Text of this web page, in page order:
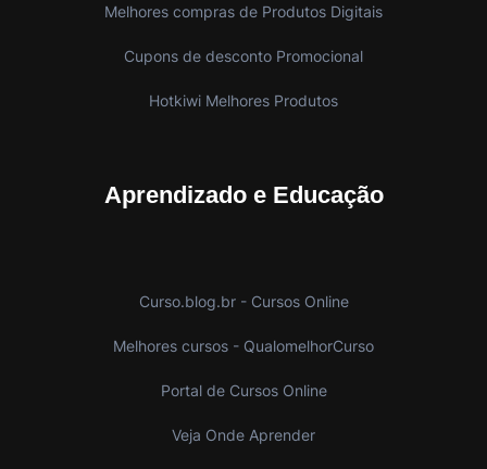
Melhores compras de Produtos Digitais
Cupons de desconto Promocional
Hotkiwi Melhores Produtos
Aprendizado e Educação
Curso.blog.br - Cursos Online
Melhores cursos - QualomelhorCurso
Portal de Cursos Online
Veja Onde Aprender